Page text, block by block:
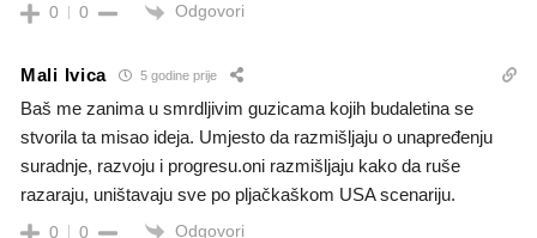
0 0 Odgovori
Mali Ivica 5 godine prije
Baš me zanima u smrdljivim guzicama kojih budaletina se
stvorila ta misao ideja. Umjesto da razmišljaju o unapređenju
suradnje, razvoju i progresu.oni razmišljaju kako da ruše
razaraju, uništavaju sve po pljačkaškom USA scenariju.
0 0 Odgovori